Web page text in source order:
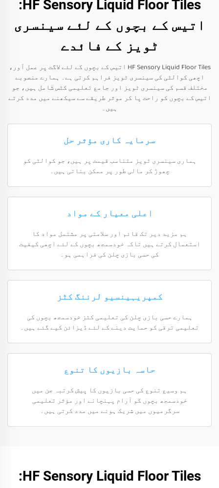
HF Sensory Liquid Floor Tiles:
اتیس کے بچوں کے لئے سینسری
ٹویز کے فائدے
HF Sensory Liquid Floor Tiles اتیس کے بچوں کے لئے لاگت پر عمل آور،
اچھی کوالٹی کی سینسری ٹویز فراہم کرتی ہے۔ ہمارے منصوبے
مختلف قسم کی سینسری ٹویز اور جامع تعلیمی کٹس شامل ہیں، جو
اتیس کے بچوں کو راحت پا کر موثر طریقے سے سیکھنے میں مدد کرتے
ہیں۔
سرمایہ کاری مؤثر حل
ہماری سینسری ٹویز متناسب قیمت پر ہیں، جو کوالٹی کو
چھوڑ کر مالی طور پر ممکن بناتی ہیں۔
اعلی معیار کے مواد
ہم مزید دیر تک قائم اور سلامتی پر مشتمل مواد کا
استعمال کرتے ہیں تاکہ خودسمجھ بچوں کے لئے اچھی کیفیت
کی حسی بازی چلن کی فراہمی ہو۔
کمپریہینسیو لرننگ کٹز
ہمارے حسی بازی چلن کی تعلیمی کٹز خودسمجھ بچوں کی
تعلیمی ترقی کو حمایت دینے کے لئے ڈیزائن کیے گئے ہیں۔
حاسہ بازیوں کا تنوع
ہم وسیع تنوع کی حسی بازیوں کا پیش کرتبہ جن میں
خودسمجھ بچوں کو آرام پہنچانے اور مؤثر تعلیمی
سرگرمیوں میں شریک ہونے میں مدد کرتی ہیں۔
HF Sensory Liquid Floor Tiles: